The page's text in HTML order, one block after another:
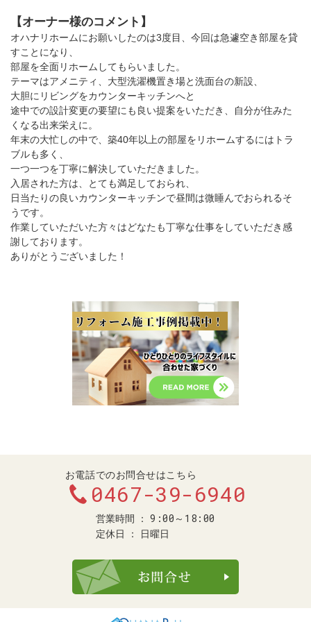
【オーナー様のコメント】
オハナリホームにお願いしたのは3度目、今回は急遽空き部屋を貸
すことになり、
部屋を全面リホームしてもらいました。
テーマはアメニティ、大型洗濯機置き場と洗面台の新設、
大胆にリビングをカウンターキッチンへと
途中での設計変更の要望にも良い提案をいただき、自分が住みた
くなる出来栄えに。
年末の大忙しの中で、築40年以上の部屋をリホームするにはトラ
ブルも多く、
一つ一つを丁寧に解決していただきました。
入居された方は、とても満足しておられ、
日当たりの良いカウンターキッチンで昼間は微睡んでおられるそ
うです。
作業していただいた方々はどなたも丁寧な仕事をしていただき感
謝しております。
ありがとうございました！
お電話でのお問合せはこちら
0467-39-6940
営業時間 9:00～18:00
定休日 日曜日